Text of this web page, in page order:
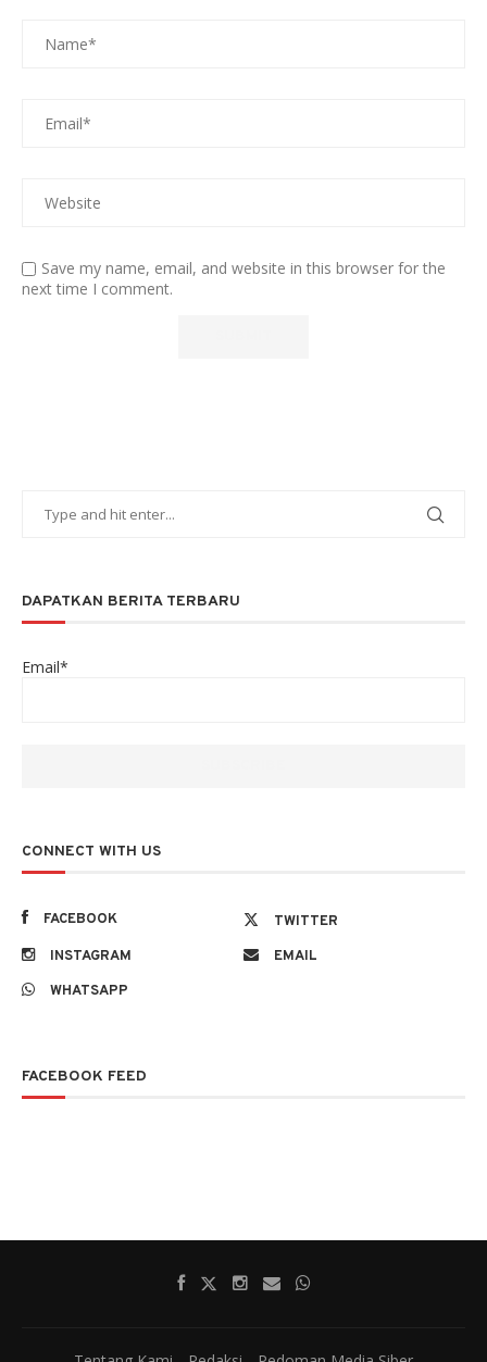
Save my name, email, and website in this browser for the
next time I comment.
DAPATKAN BERITA TERBARU
Email*
CONNECT WITH US
FACEBOOK
TWITTER
INSTAGRAM
EMAIL
WHATSAPP
FACEBOOK FEED